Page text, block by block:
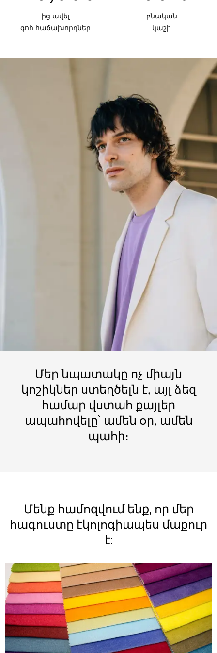
ից ավել
գոհ հաճախորդներ
բնական
կաշի
Մեր նպատակը ոչ միայն
կոշիկներ ստեղծելն է, այլ ձեզ
համար վստահ քայլեր
ապահովելը՝ ամեն օր, ամեն
պահի։
Մենք համոզվում ենք, որ մեր
հագուստը էկոլոգիապես մաքուր
է: